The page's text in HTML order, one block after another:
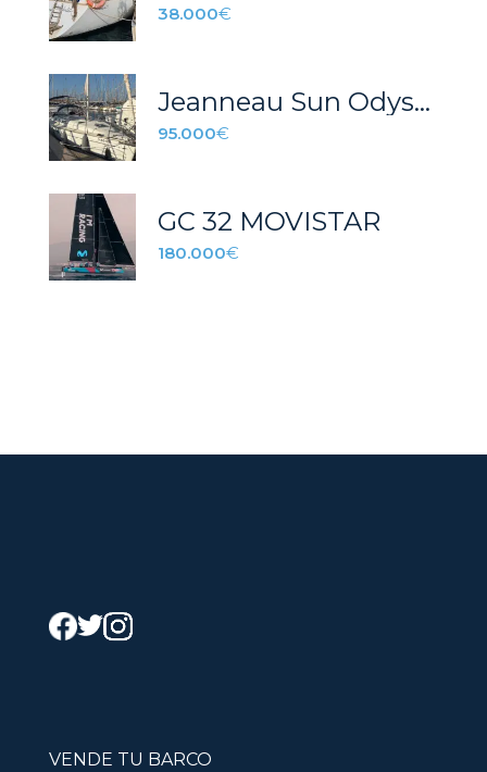
38.000€
Jeanneau Sun Odyssey 40.3
95.000€
GC 32 MOVISTAR
180.000€
VENDE TU BARCO